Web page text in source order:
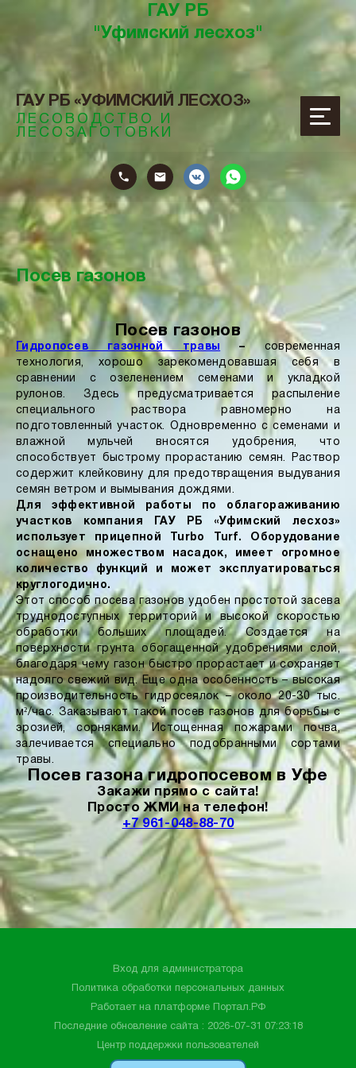
ГАУ РБ
"Уфимский лесхоз"
ГАУ РБ «УФИМСКИЙ ЛЕСХОЗ»
ЛЕСОВОДСТВО И
ЛЕСОЗАГОТОВКИ
Посев газонов
Посев газонов
Гидропосев газонной травы –современная
технология, хорошо зарекомендовавшая себя в
сравнении с озеленением семенами и укладкой
рулонов. Здесь предусматривается распыление
специального раствора равномерно на
подготовленный участок. Одновременно с семенами и
влажной мульчей вносятся удобрения, что
способствует быстрому прорастанию семян. Раствор
содержит клейковину для предотвращения выдувания
семян ветром и вымывания дождями.
Для эффективной работы по облагораживанию
участков компания
ГАУ РБ «Уфимский лесхоз»
использует прицепной Turbo Turf. Оборудование
оснащено множеством насадок, имеет огромное
количество функций и может эксплуатироваться
круглогодично.
Этот способ посева газонов удобен простотой засева
труднодоступных территорий и высокой скоростью
обработки больших площадей. Создается на
поверхности грунта обогащенной удобрениями слой,
благодаря чему газон быстро прорастает и сохраняет
надолго свежий вид. Еще одна особенность – высокая
производительность гидросеялок – около 20-30 тыс.
м²/час. Заказывают такой посев газонов для борьбы с
эрозией, сорняками. Истощенная пожарами почва,
залечивается специально подобранными сортами
травы.
Посев газона гидропосевом в Уфе
Закажи прямо с сайта!
Просто ЖМИ на телефон!
+7 961-048-88-70
Вход для администратора
Политика обработки персональных данных
Работает на платформе
Портал.РФ
Последние обновление сайта : 2026-07-31 07:23:18
Центр поддержки пользователей